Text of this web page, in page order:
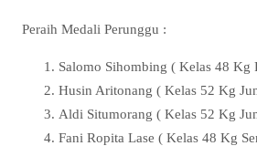
Peraih Medali Perunggu :
Salomo Sihombing ( Kelas 48 Kg
Husin Aritonang ( Kelas 52 Kg
Aldi Situmorang ( Kelas 52 Kg
Fani Ropita Lase ( Kelas 48 Kg